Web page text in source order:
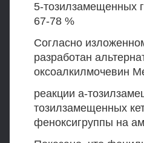
5-тозилзамещенных
67-78 %
Согласно
разработан
оксоалкилмочевин
реакции а-
тозилзамещенных
феноксигруппы на